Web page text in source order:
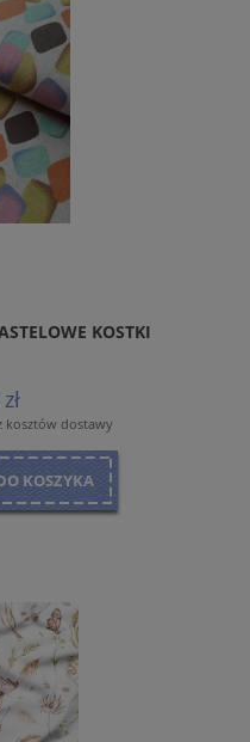
KOSTKI
kosztów dostawy
KOSZYKA